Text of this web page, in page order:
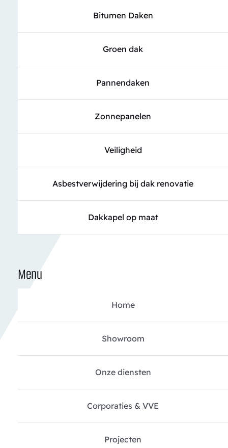
Bitumen Daken
Groen dak
Pannendaken
Zonnepanelen
Veiligheid
Asbestverwijdering bij dak renovatie
Dakkapel op maat
Menu
Home
Showroom
Onze diensten
Corporaties & VVE
Projecten